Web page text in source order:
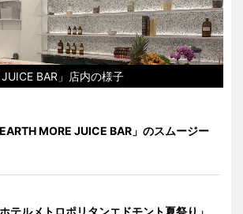
JUICE BAR」店内の様子
EARTH MORE JUICE BAR」のスムージー
ホテルメトロポリタンエドモント夏祭り」